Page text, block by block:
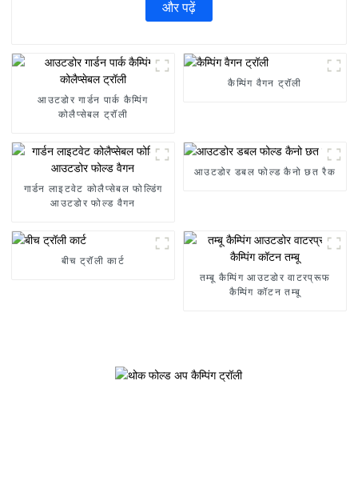
और पढ़ें
आउटडोर गार्डन पार्क कैम्पिंग
कोलैप्सेबल ट्रॉली
कैम्पिंग वैगन ट्रॉली
गार्डन लाइटवेट कोलैप्सेबल फोल्डिंग
आउटडोर फोल्ड वैगन
आउटडोर डबल फोल्ड कैनो छत रैक
बीच ट्रॉली कार्ट
तम्बू कैम्पिंग आउटडोर वाटरप्रूफ
कैम्पिंग कॉटन तम्बू